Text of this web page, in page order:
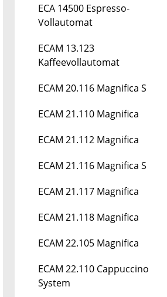
ECA 14500 Espresso-
Vollautomat
ECAM 13.123
Kaffeevollautomat
ECAM 20.116 Magnifica S
ECAM 21.110 Magnifica
ECAM 21.112 Magnifica
ECAM 21.116 Magnifica S
ECAM 21.117 Magnifica
ECAM 21.118 Magnifica
ECAM 22.105 Magnifica
ECAM 22.110 Cappuccino
System